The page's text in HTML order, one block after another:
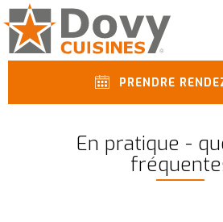
PRENDRE
En pratique -